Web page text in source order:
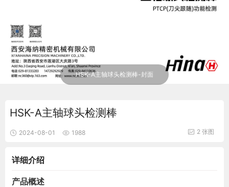
HSK-A主轴球头检测棒-封面
HSK-A主轴球头检测棒
2024-08-01 1988 2 张图
详细介绍
产品概述